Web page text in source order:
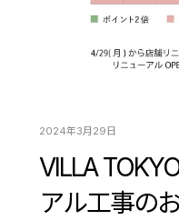
2024年3月29日
VILLA
アル工事の